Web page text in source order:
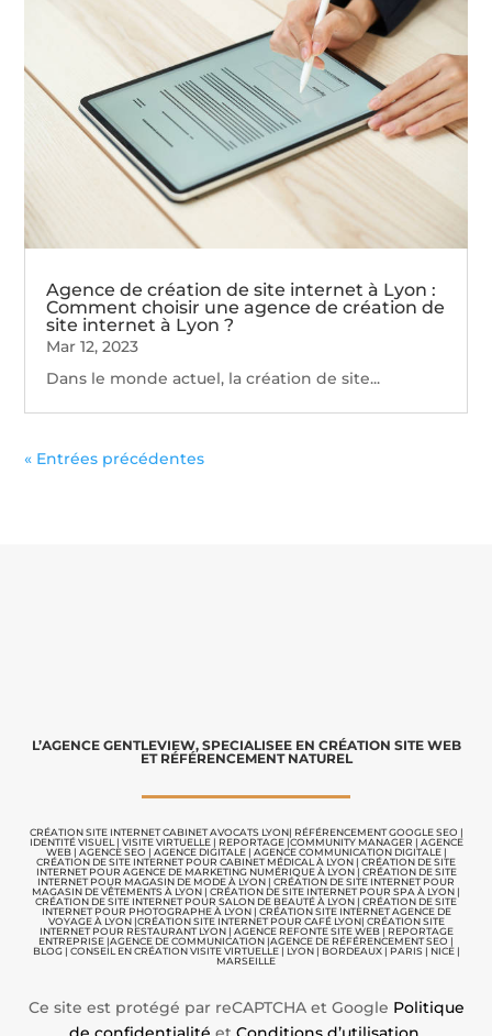
Agence de création de site internet à Lyon :
Comment choisir une agence de création de
site internet à Lyon ?
Mar 12, 2023
Dans le monde actuel, la création de site...
« Entrées précédentes
L’AGENCE GENTLEVIEW, SPECIALISEE EN CRÉATION SITE WEB
ET RÉFÉRENCEMENT NATUREL
CRÉATION SITE INTERNET CABINET AVOCATS LYON| RÉFÉRENCEMENT GOOGLE SEO |
IDENTITÉ VISUEL | VISITE VIRTUELLE| REPORTAGE |COMMUNITY MANAGER | AGENCE
WEB| AGENCE SEO | AGENCE DIGITALE| AGENCE COMMUNICATIONDIGITALE |
CRÉATION DE SITE INTERNET POUR CABINET MÉDICAL À LYON | CRÉATION DE SITE
INTERNET POUR AGENCE DE MARKETING NUMÉRIQUE À LYON| CRÉATION DE SITE
INTERNET POUR MAGASIN DE MODE À LYON | CRÉATION DE SITE INTERNET POUR
MAGASIN DE VÊTEMENTS À LYON | CRÉATION DE SITE INTERNET POUR SPA À LYON |
CRÉATION DE SITE INTERNET POUR SALON DE BEAUTÉ À LYON | CRÉATION DE SITE
INTERNET POUR PHOTOGRAPHE À LYON| CRÉATION SITE INTERNET AGENCE DE
VOYAGE À LYON|CRÉATION SITE INTERNET POUR CAFÉ LYON| CRÉATION SITE
INTERNET POUR RESTAURANT LYON| AGENCE REFONTE SITE WEB| REPORTAGE
ENTREPRISE |AGENCE DE COMMUNICATION |AGENCE DE RÉFÉRENCEMENT SEO |
BLOG| CONSEIL EN CRÉATION VISITE VIRTUELLE| LYON | BORDEAUX | PARIS | NICE |
MARSEILLE
Ce site est protégé par reCAPTCHA et Google Politique